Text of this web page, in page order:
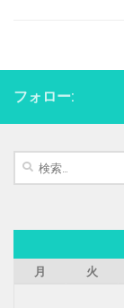
フォロー:
月
火